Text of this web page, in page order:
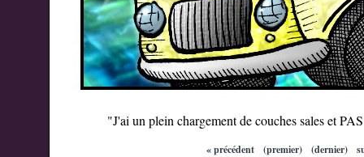
"J'ai un plein chargement de couches sales et
« précédent (premier) (dernier)